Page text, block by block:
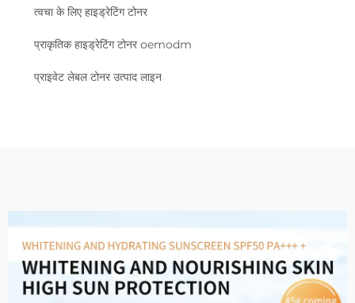
त्वचा के लिए हाइड्रेटिंग टोनर
प्राकृतिक हाइड्रेटिंग टोनर oemodm
प्राइवेट लेबल टोनर उत्पाद लाइन